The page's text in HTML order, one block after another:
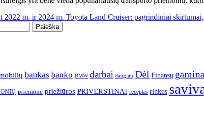
2022 m. ir 2024 m. Toyota Land Cruiser: pagrindiniai
bankas banko BMW darbai daugiau Dėl Finansų gamina
priemonė priežiūros PRIVERSTINAI receptas rinkos